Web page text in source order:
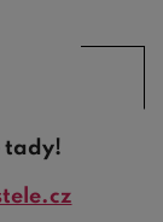
tady!